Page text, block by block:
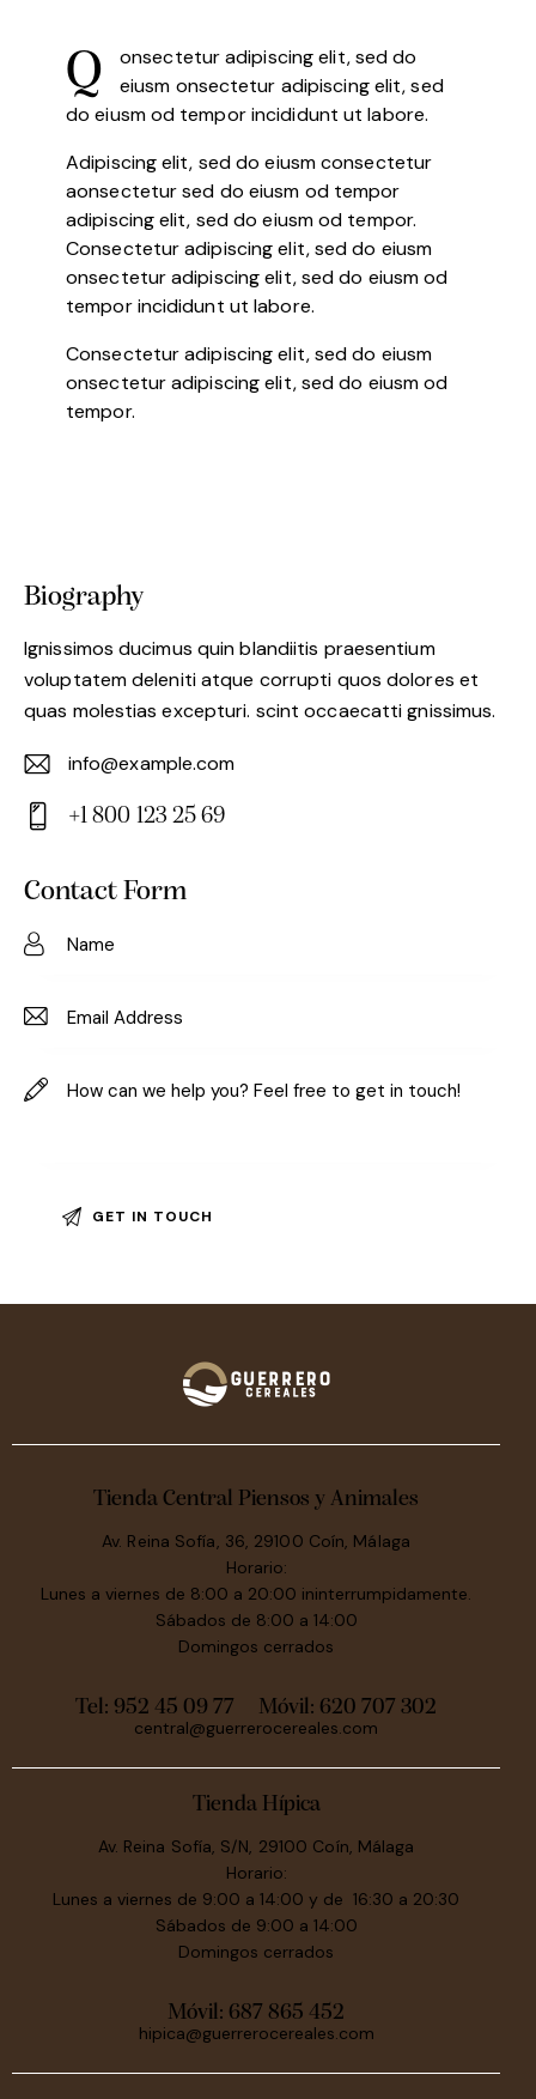
Q
onsectetur adipiscing elit, sed do
eiusm onsectetur adipiscing elit, sed
do eiusm od tempor incididunt ut labore.
Adipiscing elit, sed do eiusm consectetur
aonsectetur sed do eiusm od tempor
adipiscing elit, sed do eiusm od tempor.
Consectetur adipiscing elit, sed do eiusm
onsectetur adipiscing elit, sed do eiusm od
tempor incididunt ut labore.
Consectetur adipiscing elit, sed do eiusm
onsectetur adipiscing elit, sed do eiusm od
tempor.
Biography
Ignissimos ducimus quin blandiitis praesentium
voluptatem deleniti atque corrupti quos dolores et
quas molestias excepturi. scint occaecatti gnissimus.
E-
m
info@example.com
on
+1 800 123 25 69
Contact Form
Tienda Central Piensos y Animales
Av. Reina Sofía, 36, 29100 Coín, Málaga
Horario:
Lunes a viernes de 8:00 a 20:00 ininterrumpidamente.
Sábados de 8:00 a 14:00
Domingos cerrados
Tel: 952 45 09 77 Móvil: 620 707 302
central@guerrerocereales.com
Tienda Hípica
Av. Reina Sofía, S/N, 29100 Coín, Málaga
Horario:
Lunes a viernes de 9:00 a 14:00 y de 16:30 a 20:30
Sábados de 9:00 a 14:00
Domingos cerrados
Móvil: 687 865 452
hipica@guerrerocereales.com